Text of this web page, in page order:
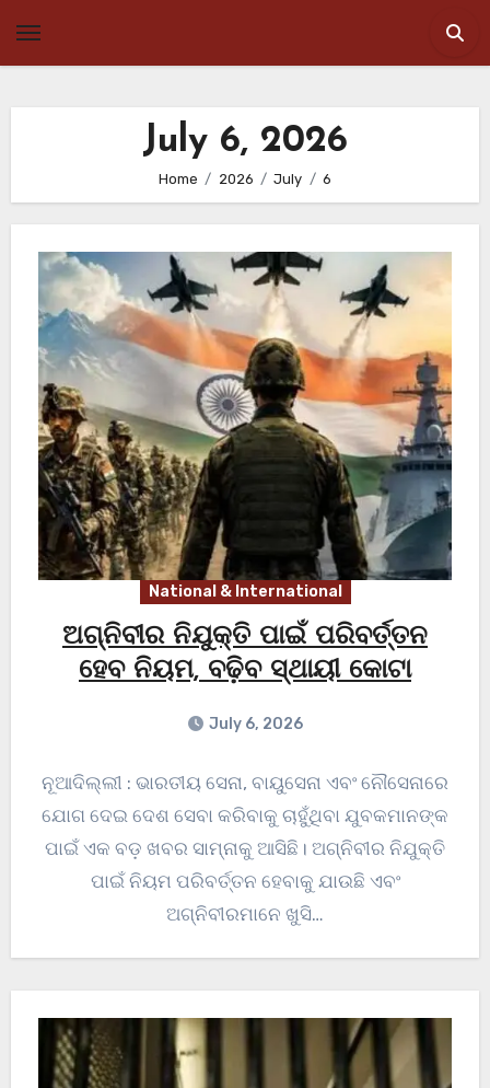
July 6, 2026
Home 2026 July 6
National & International
ଅଗ୍ନିବୀର ନିଯୁକ୍ତି ପାଇଁ ପରିବର୍ତ୍ତନ
ହେବ ନିୟମ, ବଢ଼ିବ ସ୍ଥାୟୀ କୋଟା
July 6, 2026
ନୂଆଦିଲ୍ଲୀ : ଭାରତୀୟ ସେନା, ବାୟୁସେନା ଏବଂ ନୌସେନାରେ
ଯୋଗ ଦେଇ ଦେଶ ସେବା କରିବାକୁ ଚାହୁଁଥିବା ଯୁବକମାନଙ୍କ
ପାଇଁ ଏକ ବଡ଼ ଖବର ସାମ୍ନାକୁ ଆସିଛି। ଅଗ୍ନିବୀର ନିଯୁକ୍ତି
ପାଇଁ ନିୟମ ପରିବର୍ତ୍ତନ ହେବାକୁ ଯାଉଛି ଏବଂ
ଅଗ୍ନିବୀରମାନେ ଖୁସି…